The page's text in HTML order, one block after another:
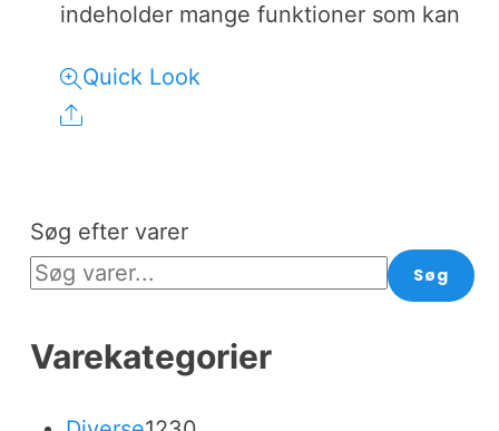
indeholder mange funktioner som kan
Quick Look
Share
Søg efter varer
Søg
Varekategorier